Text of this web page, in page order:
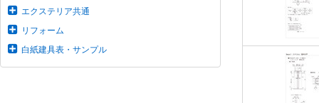
エクステリア共通
リフォーム
白紙建具表・サンプル